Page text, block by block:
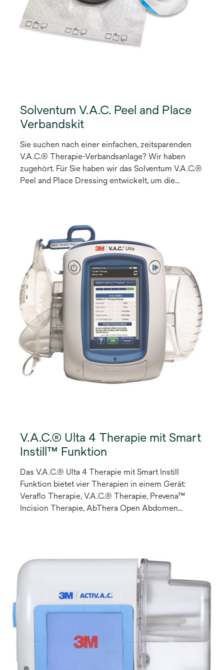
Solventum V.A.C. Peel and Place
Verbandskit
Sie suchen nach einer einfachen, zeitsparenden
V.A.C.® Therapie-Verbandsanlage? Wir haben
zugehört. Für Sie haben wir das Solventum V.A.C.®
Peel and Place Dressing entwickelt, um die
verbleiben kann.1
V.A.C.® Ulta 4 Therapie mit Smart
Instill™ Funktion
Das V.A.C.® Ulta 4 Therapie mit Smart Instill
Funktion bietet vier Therapien in einem Gerät:
Veraflo Therapie, V.A.C.® Therapie, Prevena™
Incision Therapie, AbThera Open Abdomen